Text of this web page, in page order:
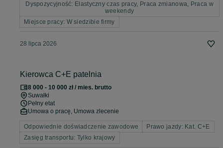
Dyspozycyjność: Elastyczny czas pracy, Praca zmianowa, Praca w
weekendy
Miejsce pracy: W siedzibie firmy
28 lipca 2026
Kierowca C+E patelnia
8 000 - 10 000 zł / mies. brutto
Suwałki
Pełny etat
Umowa o pracę, Umowa zlecenie
Odpowiednie doświadczenie zawodowe
Prawo jazdy: Kat. C+E
Zasięg transportu: Tylko krajowy